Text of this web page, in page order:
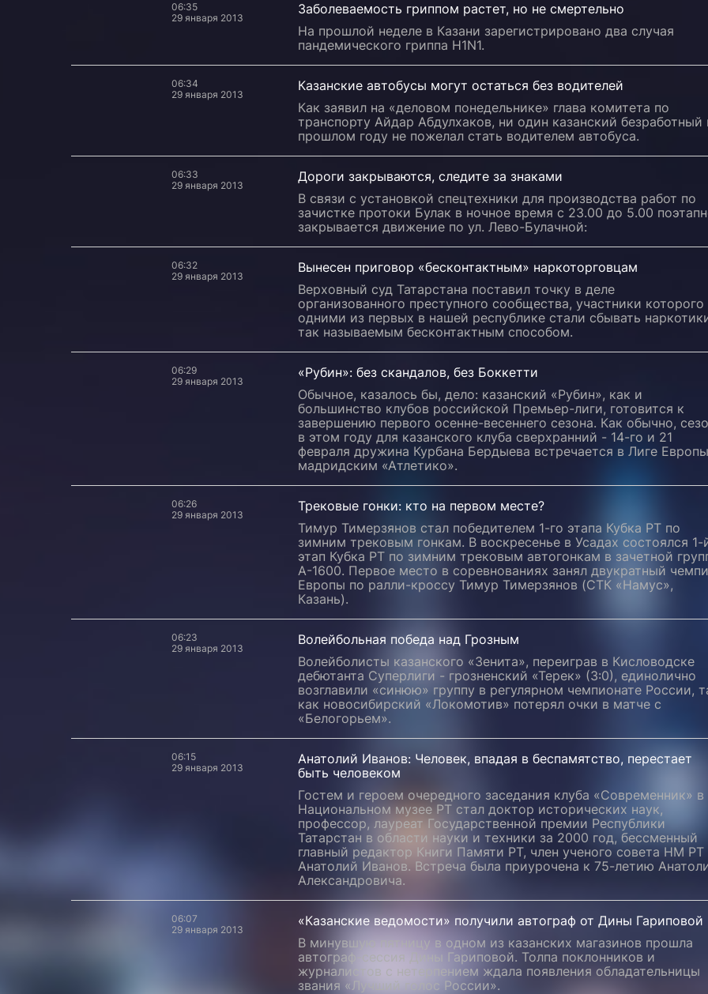
06:35
29 января 2013
Заболеваемость гриппом растет, но не смертельно
На прошлой неделе в Казани зарегистрировано два случая
пандемического гриппа H1N1.
06:34
29 января 2013
Казанские автобусы могут остаться без водителей
Как заявил на «деловом понедельнике» глава комитета по
транспорту Айдар Абдулхаков, ни один казанский безработный
прошлом году не пожелал стать водителем автобуса.
06:33
29 января 2013
Дороги закрываются, следите за знаками
В связи с установкой спецтехники для производства работ по
зачистке протоки Булак в ночное время с 23.00 до 5.00
закрывается движение по ул. Лево-Булачной:
06:32
29 января 2013
Вынесен приговор «бесконтактным» наркоторговцам
Верховный суд Татарстана поставил точку в деле
организованного преступного сообщества, участники которого
одними из первых в нашей республике стали сбывать
так называемым бесконтактным способом.
06:29
29 января 2013
«Рубин»: без скандалов, без Боккетти
Обычное, казалось бы, дело: казанский «Рубин», как и
большинство клубов российской Премьер-лиги, готовится к
завершению первого осенне-весеннего сезона. Как обычно,
в этом году для казанского клуба сверхранний - 14-го и 21
февраля дружина Курбана Бердыева встречается в Лиге
мадридским «Атлетико».
06:26
29 января 2013
Трековые гонки: кто на первом месте?
Тимур Тимерзянов стал победителем 1-го этапа Кубка РТ по
зимним трековым гонкам. В воскресенье в Усадах состоялся 1-
этап Кубка РТ по зимним трековым автогонкам в зачетной
А-1600. Первое место в соревнованиях занял двукратный
Европы по ралли-кроссу Тимур Тимерзянов (СТК «Намус»,
Казань).
06:23
29 января 2013
Волейбольная победа над Грозным
Волейболисты казанского «Зенита», переиграв в Кисловодске
дебютанта Суперлиги - грозненский «Терек» (3:0), единолично
возглавили «синюю» группу в регулярном чемпионате России,
как новосибирский «Локомотив» потерял очки в матче с
«Белогорьем».
06:15
29 января 2013
Анатолий Иванов: Человек, впадая в беспамятство, перестает
быть человеком
Гостем и героем очередного заседания клуба «Современник» в
Национальном музее РТ стал доктор исторических наук,
профессор, лауреат Государственной премии Республики
Татарстан в области науки и техники за 2000 год, бессменный
главный редактор Книги Памяти РТ, член ученого совета НМ РТ
Анатолий Иванов. Встреча была приурочена к 75-летию
Александровича.
06:07
29 января 2013
«Казанские ведомости» получили автограф от Дины Гариповой
В минувшую пятницу в одном из казанских магазинов прошла
автограф-сессия Дины Гариповой. Толпа поклонников и
журналистов с нетерпением ждала появления обладательницы
звания «Лучший голос России».